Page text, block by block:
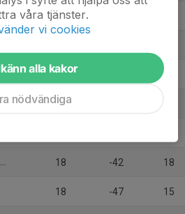
18
18 39
18
18 -42 18
18 -47 15
våra tjänster.
vi cookies
alla kakor
nödvändiga